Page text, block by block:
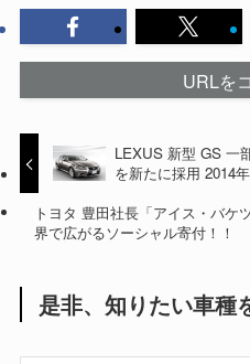
URLを
LEXUS 新型 GS 一
を新たに採用 2014
トヨタ 豊田社長「アイス・バケ
界で広がるソーシャル寄付！！
是非、知りたい車種